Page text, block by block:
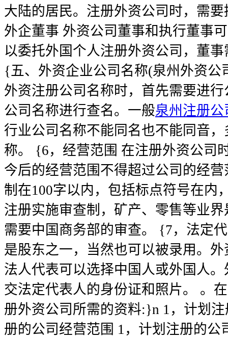
大陆的居民。注册外资公司时，需
外企董事 外资公司董事和执行董事
以委托外国个人注册外资公司，董
{五、外资企业公司名称(泉州外资公
外资注册公司名称时，首先需要进
公司名称进行查名。一般泉州注册公
行业公司名称不能同名也不能同音
称。 {6，经营范围 在注册外资公司
今后的经营范围不得超过公司的经
制在100字以内，包括标点符号在内
注册实施审查制，矿产、零售等业
需要中国商务部的审查。 {7，法定
是股东之一，当然也可以被录用。
法人代表可以选择中国人或外国人
交法定代表人的身份证和照片。 。
册外资公司所需的资料:}n 1，计划
册的公司经营范围 1，计划注册的公